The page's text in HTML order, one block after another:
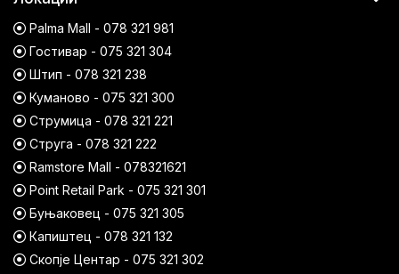
Palma Mall - 078 321 981
Гостивар - 075 321 304
Штип - 078 321 238
Куманово - 075 321 300
Струмица - 078 321 221
Струга - 078 321 222
Ramstore Mall - 078321621
Point Retail Park - 075 321 301
Буњаковец - 075 321 305
Капиштец - 078 321 132
Скопје Центар - 075 321 302